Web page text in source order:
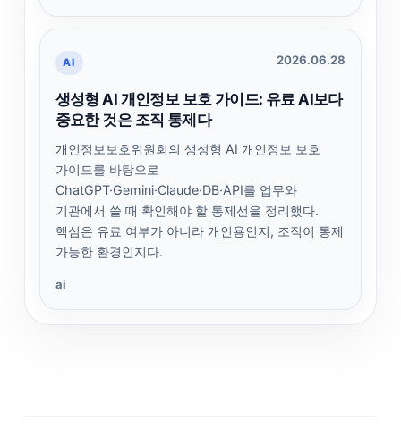
AI 2026.06.28
생성형 AI 개인정보 보호 가이드: 유료 AI보다
중요한 것은 조직 통제다
개인정보보호위원회의 생성형 AI 개인정보 보호
가이드를 바탕으로
ChatGPT·Gemini·Claude·DB·API를 업무와
기관에서 쓸 때 확인해야 할 통제선을 정리했다.
핵심은 유료 여부가 아니라 개인용인지, 조직이 통제
가능한 환경인지다.
ai